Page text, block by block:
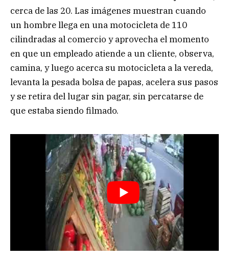
cerca de las 20. Las imágenes muestran cuando
un hombre llega en una motocicleta de 110
cilindradas al comercio y aprovecha el momento
en que un empleado atiende a un cliente, observa,
camina, y luego acerca su motocicleta a la vereda,
levanta la pesada bolsa de papas, acelera sus pasos
y se retira del lugar sin pagar, sin percatarse de
que estaba siendo filmado.